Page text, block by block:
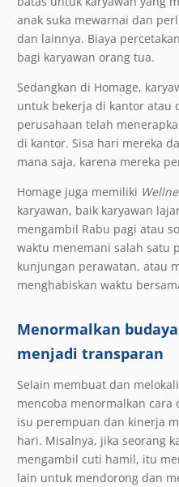
anak suka mewarnai dan
dan lainnya. Biaya
bagi karyawan orang tua.
Sedangkan di Homage,
untuk bekerja di kantor atau
perusahaan telah
di kantor. Sisa hari mereka
mana saja, karena mereka
Homage juga memiliki
karyawan, baik karyawan
mengambil Rabu pagi atau
waktu menemani salah satu
kunjungan perawatan, atau
menghabiskan waktu
Menormalkan
menjadi transparan
Selain membuat dan
mencoba menormalkan
isu perempuan dan kinerja
hari. Misalnya, jika seorang
mengambil cuti hamil, itu
lain untuk mendorong dan